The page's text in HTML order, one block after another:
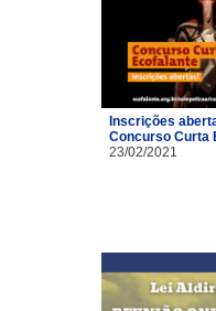
Inscrições
Concurso Curta
23/02/2021